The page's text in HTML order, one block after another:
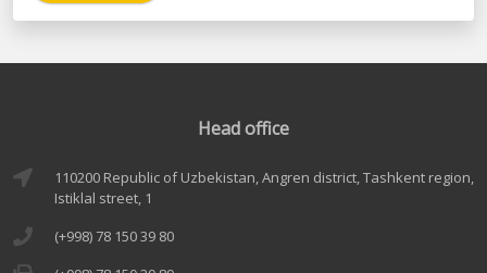
Head office
110200 Republic of Uzbekistan, Angren district, Tashkent region,
Istiklal street, 1
(+998) 78 150 39 80